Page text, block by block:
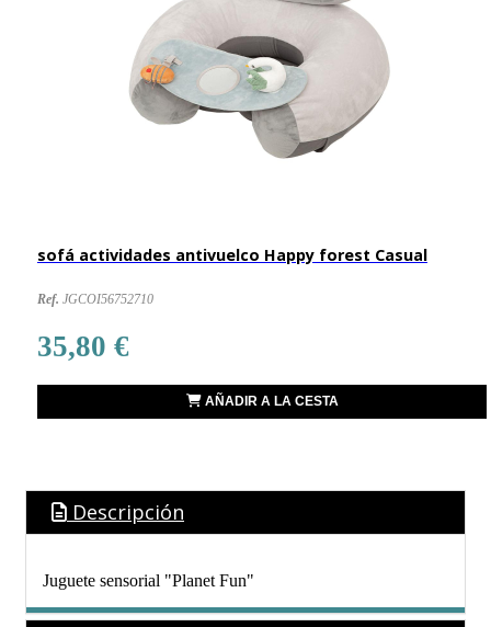
sofá actividades antivuelco Happy forest Casual
Ref. JGCOI56752710
35,80 €
AÑADIR A LA CESTA
Descripción
Juguete sensorial "Planet Fun"